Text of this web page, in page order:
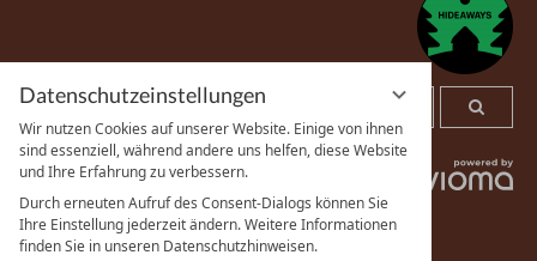
Datenschutzeinstellungen
Wir nutzen Cookies auf unserer Website. Einige von ihnen
sind essenziell, während andere uns helfen, diese Website
und Ihre Erfahrung zu verbessern.
Durch erneuten Aufruf des Consent-Dialogs können Sie
Ihre Einstellung jederzeit ändern. Weitere Informationen
finden Sie in unseren Datenschutzhinweisen.
